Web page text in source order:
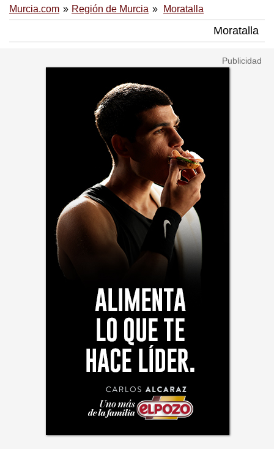
Murcia.com Región de Murcia Moratalla
Moratalla